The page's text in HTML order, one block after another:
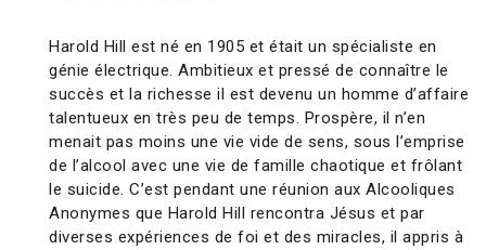
Harold Hill est né en 1905 et était un spécialiste en
génie électrique. Ambitieux et pressé de connaître le
succès et la richesse il est devenu un homme d’affaire
talentueux en très peu de temps. Prospère, il n’en
menait pas moins une vie vide de sens, sous l’emprise
de l’alcool avec une vie de famille chaotique et frôlant
le suicide. C’est pendant une réunion aux Alcooliques
Anonymes que Harold Hill rencontra Jésus et par
diverses expériences de foi et des miracles, il appris à